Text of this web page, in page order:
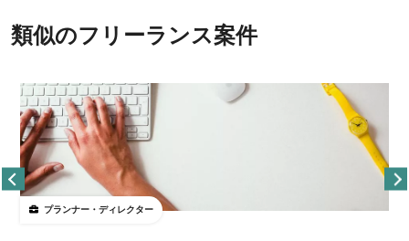
類似のフリーランス案件
プランナー・ディレクター